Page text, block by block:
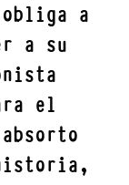
a
a su
el